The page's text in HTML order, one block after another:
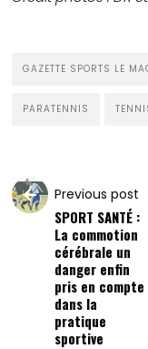
GAZETTE SPORTS LE
PARATENNIS
Previous post
SPORT SANTÉ :
La commotion
cérébrale un
danger enfin
pris en compte
dans la
pratique
sportive